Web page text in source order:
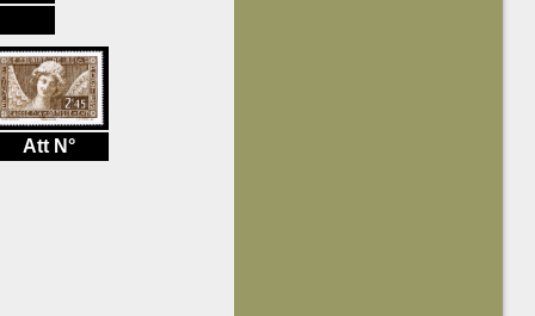
Att N°